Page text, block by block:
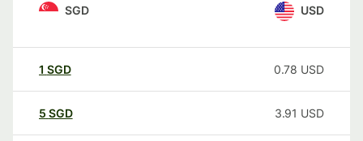
SGD USD
1 SGD 0.78 USD
5 SGD 3.91 USD